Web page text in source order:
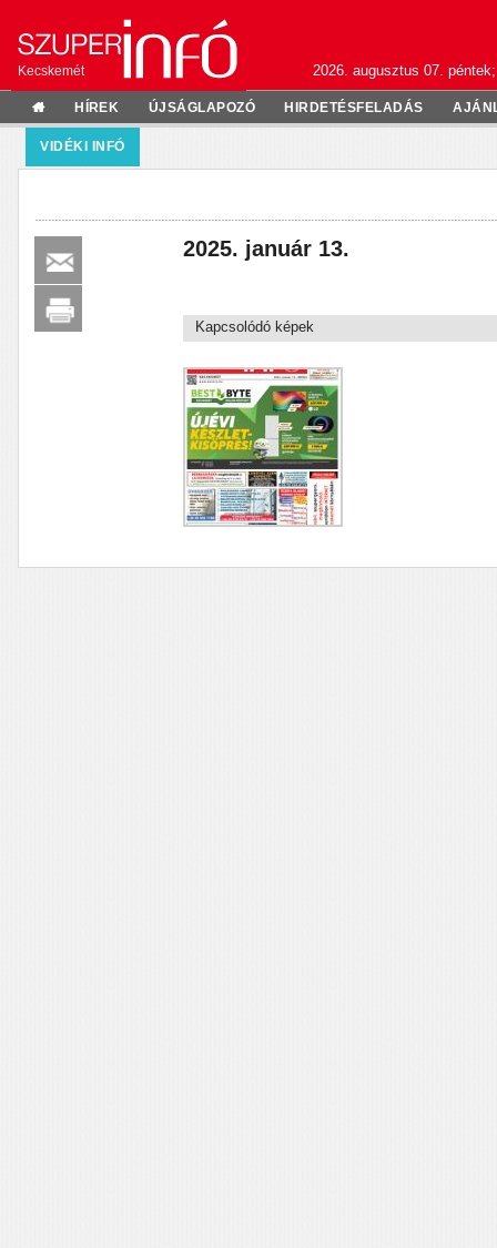
Kecskemét 2026. augusztus 07.
HÍREK ÚJSÁGLAPOZÓ HIRDETÉSFELADÁS
VIDÉKI INFÓ
2025. január 13.
Kapcsolódó képek